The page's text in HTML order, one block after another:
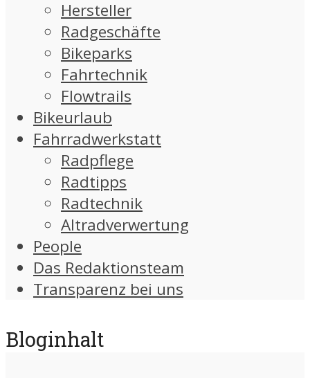
Hersteller
Radgeschäfte
Bikeparks
Fahrtechnik
Flowtrails
Bikeurlaub
Fahrradwerkstatt
Radpflege
Radtipps
Radtechnik
Altradverwertung
People
Das Redaktionsteam
Transparenz bei uns
Bloginhalt